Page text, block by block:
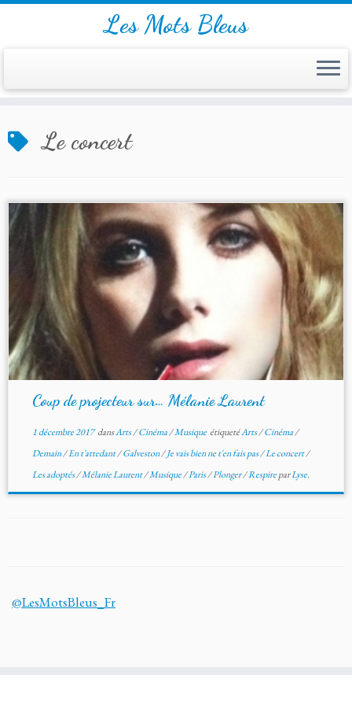
to
Les Mots Bleus
Le concert
Coup de projecteur sur… Mélanie Laurent
1 décembre 2017dansArts/Cinéma/Musique étiquetéArts/Cinéma/
Demain/En t'attedant/Galveston/Je vais bien ne t'en fais pas/Le concert/
Les adoptés/Mélanie Laurent/Musique/Paris/Plonger/RespireparLyse.
@LesMotsBleus_Fr